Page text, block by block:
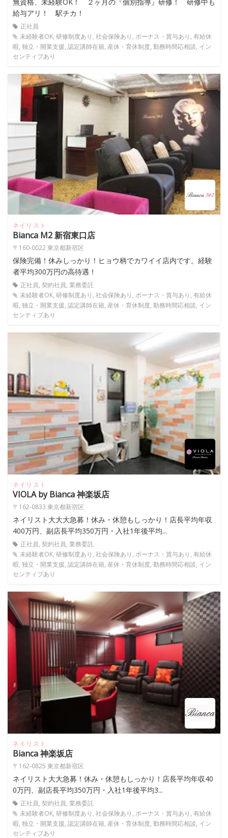
給与アリ！ 駅チカ！
正社員
未経験者OK, 研修制度あり, 社会保険あり, ボーナス・賞与あり, 有給休
暇, 独立・開業支援, 認定講師在籍, 産休・育休制度, 勤務時間応相談, イン
センティブあり
ネイリスト
Bianca M2 新宿東口店
〒160-0022 東京都新宿区
保険完備！休みしっかり！ヒョウ柄でカワイイ店内です。経験
者平均300万円の高待遇！
正社員, 契約社員, 業務委託
未経験者OK, 研修制度あり, 社会保険あり, ボーナス・賞与あり, 有給休
暇, 独立・開業支援, 認定講師在籍, 産休・育休制度, 勤務時間応相談, イン
センティブあり
ネイリスト
VIOLA by Bianca 神楽坂店
〒162-0833 東京都新宿区
ネイリスト大大大急募！休み・休憩もしっかり！店長平均年収
400万円、副店長平均350万円・入社1年後平均...
正社員, 契約社員, 業務委託
未経験者OK, 研修制度あり, 社会保険あり, ボーナス・賞与あり, 有給休
暇, 独立・開業支援, 認定講師在籍, 産休・育休制度, 勤務時間応相談, イン
センティブあり
ネイリスト
Bianca 神楽坂店
〒162-0825 東京都新宿区
ネイリスト大大急募！休み・休憩もしっかり！店長平均年収40
0万円、副店長平均350万円・入社1年後平均3...
正社員, 契約社員, 業務委託
未経験者OK, 研修制度あり, 社会保険あり, ボーナス・賞与あり, 有給休
暇, 独立・開業支援, 認定講師在籍, 産休・育休制度, 勤務時間応相談, イン
センティブあり